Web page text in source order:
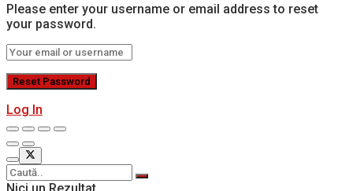
Please enter your username or email address to reset
your password.
Log In